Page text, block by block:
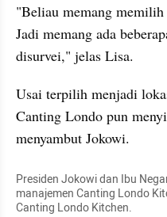
"Beliau memang memilih
Jadi memang ada
disurvei," jelas Lisa.
Usai terpilih menjadi
Canting Londo pun
menyambut Jokowi.
Presiden Jokowi dan Ibu
manajemen Canting Londo
Canting Londo Kitchen.